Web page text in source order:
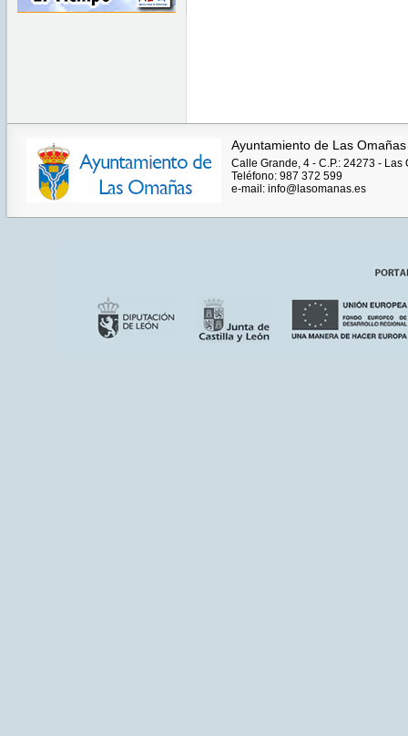
Ayuntamiento de Las Omañas
Calle Grande, 4 - C.P.: 24273 -
Teléfono: 987 372 599
e-mail: info@lasomanas.es